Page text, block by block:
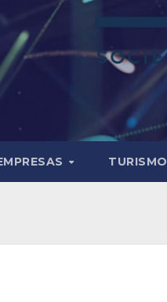
TURISMO